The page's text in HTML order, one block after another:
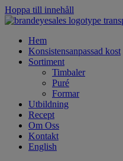
Hoppa till innehåll
Hem
Konsistensanpassad kost
Sortiment
Timbaler
Puré
Formar
Utbildning
Recept
Om Oss
Kontakt
English